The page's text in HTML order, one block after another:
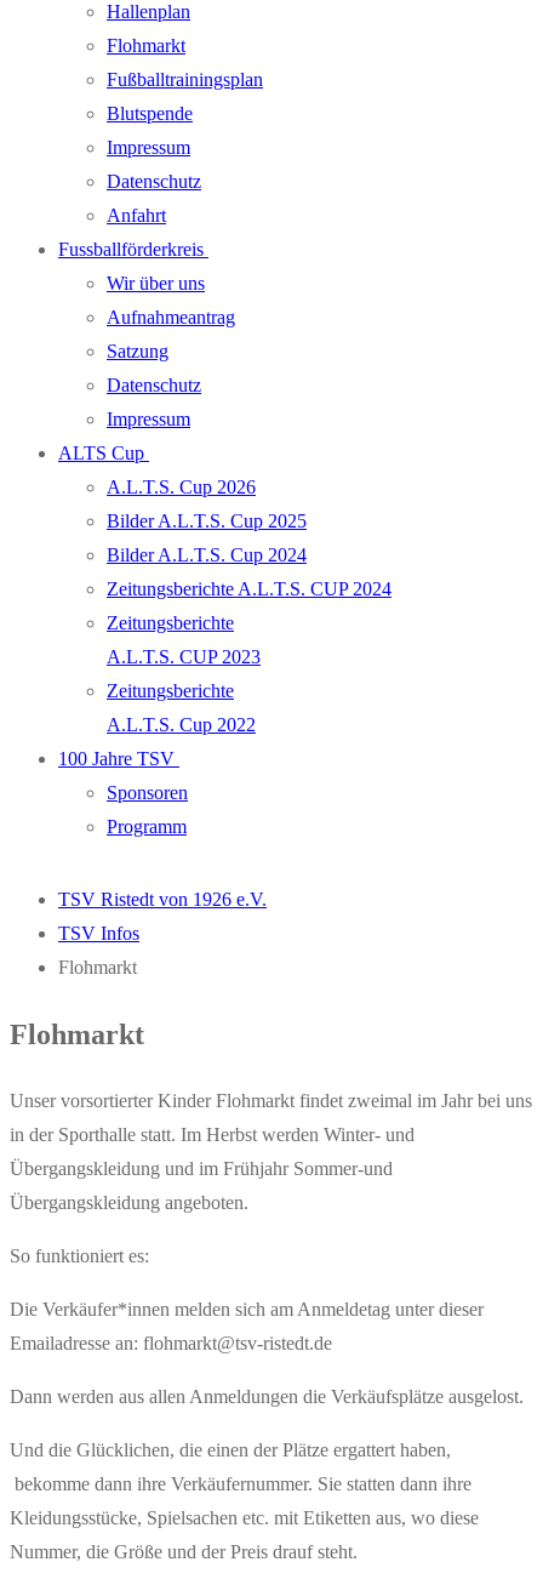
Hallenplan
Flohmarkt
Fußballtrainingsplan
Blutspende
Impressum
Datenschutz
Anfahrt
Fussballförderkreis
Wir über uns
Aufnahmeantrag
Satzung
Datenschutz
Impressum
ALTS Cup
A.L.T.S. Cup 2026
Bilder A.L.T.S. Cup 2025
Bilder A.L.T.S. Cup 2024
Zeitungsberichte A.L.T.S. CUP 2024
Zeitungsberichte
A.L.T.S. CUP 2023
Zeitungsberichte
A.L.T.S. Cup 2022
100 Jahre TSV
Sponsoren
Programm
TSV Ristedt von 1926 e.V.
TSV Infos
Flohmarkt
Flohmarkt
Unser vorsortierter Kinder Flohmarkt findet zweimal im Jahr bei uns
in der Sporthalle statt. Im Herbst werden Winter- und
Übergangskleidung und im Frühjahr Sommer-und
Übergangskleidung angeboten.
So funktioniert es:
Die Verkäufer*innen melden sich am Anmeldetag unter dieser
Emailadresse an: flohmarkt@tsv-ristedt.de
Dann werden aus allen Anmeldungen die Verkäufsplätze ausgelost.
Und die Glücklichen, die einen der Plätze ergattert haben,
bekomme dann ihre Verkäufernummer. Sie statten dann ihre
Kleidungsstücke, Spielsachen etc. mit Etiketten aus, wo diese
Nummer, die Größe und der Preis drauf steht.